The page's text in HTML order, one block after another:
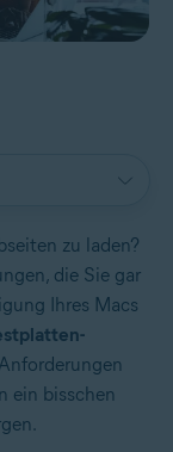
zu laden?
die Sie gar
Ihres Macs
ein bisschen